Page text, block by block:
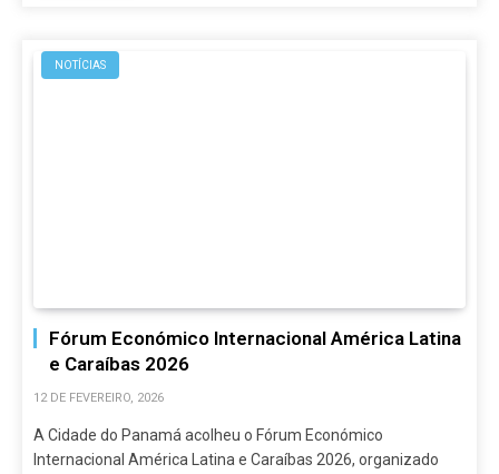
NOTÍCIAS
Fórum Económico Internacional América Latina
e Caraíbas 2026
12 DE FEVEREIRO, 2026
A Cidade do Panamá acolheu o Fórum Económico
Internacional América Latina e Caraíbas 2026, organizado